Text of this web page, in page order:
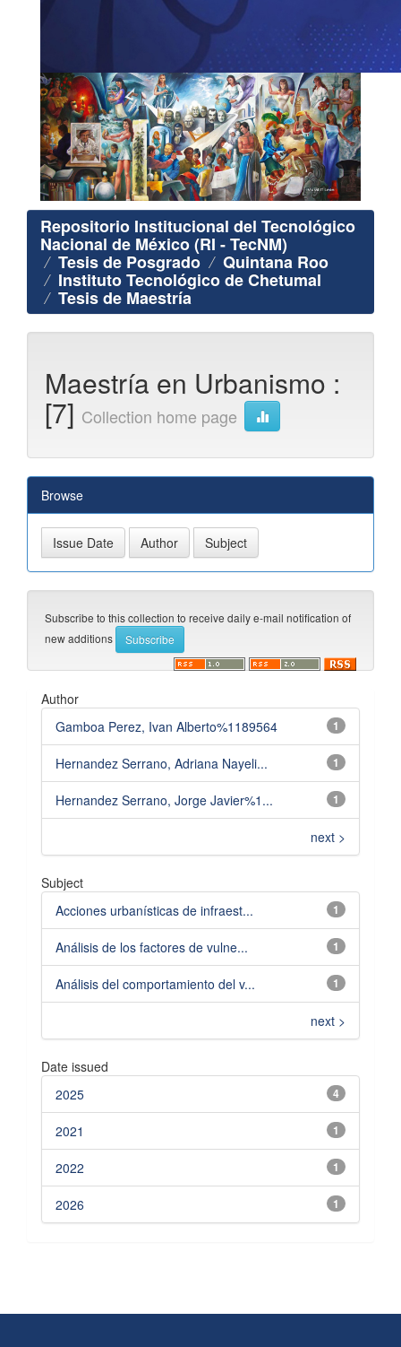
Repositorio Institucional del Tecnológico
Nacional de México (RI - TecNM)
Tesis de Posgrado Quintana Roo
Instituto Tecnológico de Chetumal
Tesis de Maestría
Maestría en Urbanismo :
[7] Collection home page
Browse
Subscribe to this collection to receive daily e-mail notification of
new additions
Author
1
Gamboa Perez, Ivan Alberto%1189564
1
Hernandez Serrano, Adriana Nayeli...
1
Hernandez Serrano, Jorge Javier%1...
next >
Subject
1
Acciones urbanísticas de infraest...
1
Análisis de los factores de vulne...
1
Análisis del comportamiento del v...
next >
Date issued
4
2025
1
2021
1
2022
1
2026